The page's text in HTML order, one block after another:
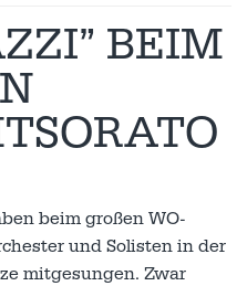
BEIM
beim großen WO-
und Solisten in der
mitgesungen. Zwar